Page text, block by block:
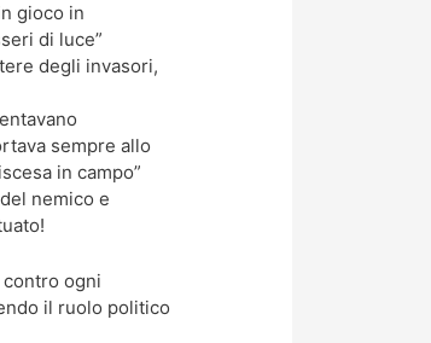
gioco in
di luce”
degli invasori,
sempre allo
in campo”
nemico e
ogni
il ruolo politico